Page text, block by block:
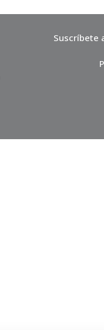
Suscríbete